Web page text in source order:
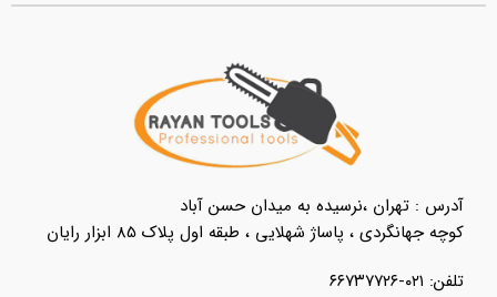
آدرس : تهران ،نرسیده به میدان حسن آباد
کوچه جهانگردی ، پاساژ شهلایی ، طبقه اول پلاک 85 ابزار رایان
تلفن: ۰۲۱-۶۶۷۳۷۷۲۶